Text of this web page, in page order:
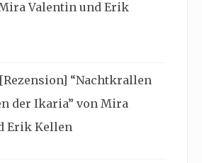
Valentin und Erik
[Rezension] “Nachtkrallen
der Ikaria” von Mira
Erik Kellen